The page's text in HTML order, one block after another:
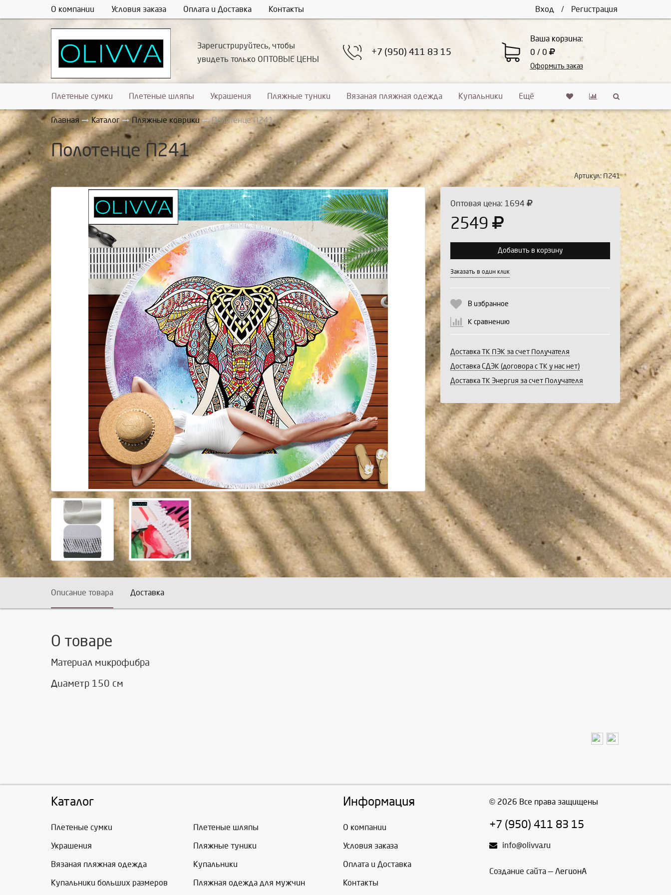
О компании Условия заказа Оплата и Доставка Контакты Вход / Регистрация
Зарегистрируйтесь, чтобы
увидеть только ОПТОВЫЕ ЦЕНЫ
+7 (950) 411 83 15
Ваша корзина:
0 / 0
Оформить заказ
Плетеные сумки Плетеные шляпы Украшения Пляжные туники Вязаная пляжная одежда Купальники Ещё
Главная Каталог Пляжные коврики Полотенце П241
Полотенце П241
Артикул: П241
Оптовая цена: 1694
2549
Выберите количество:
Добавить в корзину
Заказать в один клик
В избранное
К сравнению
Доставка ТК ПЭК за счет Получателя
Доставка СДЭК (договора с ТК у нас нет)
Доставка ТК Энергия за счет Получателя
Описание товара Доставка
О товаре
Материал микрофибра
Диаметр 150 см
Каталог
Плетеные сумки Плетеные шляпы
Украшения Пляжные туники
Вязаная пляжная одежда Купальники
Купальники больших размеров Пляжная одежда для мужчин
Информация
О компании
Условия заказа
Оплата и Доставка
Контакты
© 2026 Все права защищены
+7 (950) 411 83 15
info@olivva.ru
Создание сайта— ЛегионА